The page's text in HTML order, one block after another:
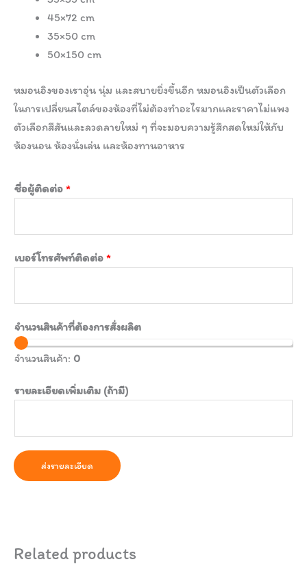
45×72 cm
35×50 cm
50×150 cm
หมอนอิงของเราอุ่น นุ่ม และสบายยิ่งขึ้นอีก หมอนอิงเป็นตัวเลือก
ในการเปลี่ยนสไตล์ของห้องที่ไม่ต้องทำอะไรมากและราคาไม่แพง
ตัวเลือกสีสันและลวดลายใหม่ ๆ ที่จะมอบความรู้สึกสดใหม่ให้กับ
ห้องนอน ห้องนั่งเล่น และห้องทานอาหาร
ชื่อผู้ติดต่อ *
เบอร์โทรศัพท์ติดต่อ *
จำนวนสินค้าที่ต้องการสั่งผลิต
จำนวนสินค้า: 0
รายละเอียดเพิ่มเติม (ถ้ามี)
ส่งรายละเอียด
Related products